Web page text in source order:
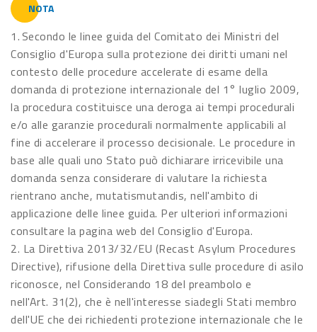
NOTA
1. Secondo le linee guida del Comitato dei Ministri del
Consiglio d'Europa sulla protezione dei diritti umani nel
contesto delle procedure accelerate di esame della
domanda di protezione internazionale del 1° luglio 2009,
la procedura costituisce una deroga ai tempi procedurali
e/o alle garanzie procedurali normalmente applicabili al
fine di accelerare il processo decisionale. Le procedure in
base alle quali uno Stato può dichiarare irricevibile una
domanda senza considerare di valutare la richiesta
rientrano anche, mutatismutandis, nell'ambito di
applicazione delle linee guida. Per ulteriori informazioni
consultare la pagina web del Consiglio d'Europa.
2. La Direttiva 2013/32/EU (Recast Asylum Procedures
Directive), rifusione della Direttiva sulle procedure di asilo
riconosce, nel Considerando 18 del preambolo e
nell'Art. 31(2), che è nell'interesse siadegli Stati membro
dell'UE che dei richiedenti protezione internazionale che le